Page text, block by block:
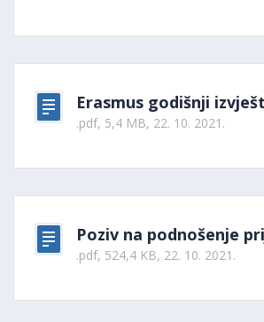
Erasmus godišnji
.pdf, 5,4 MB, 22. 10. 2021.
Poziv na podnošenje
.pdf, 524,4 KB, 22. 10. 2021.